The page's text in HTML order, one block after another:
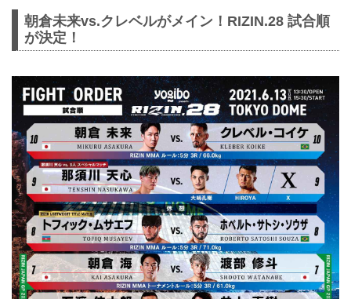
朝倉未来vs.クレベルがメイン！RIZIN.28 試合順
が決定！